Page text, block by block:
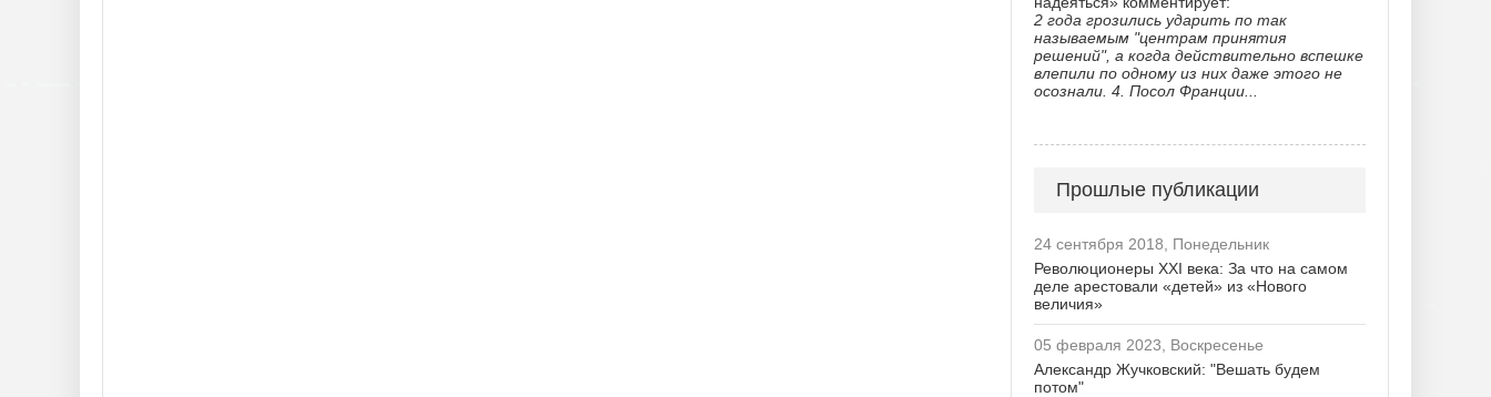
2 года грозились ударить по так
называемым "центрам принятия
решений", а когда действительно вспешке
влепили по одному из них даже этого не
осознали. 4. Посол Франции...
Прошлые публикации
24 сентября 2018, Понедельник
Революционеры XXI века: За что на самом
деле арестовали «детей» из «Нового
величия»
05 февраля 2023, Воскресенье
Александр Жучковский: "Вешать будем
потом"